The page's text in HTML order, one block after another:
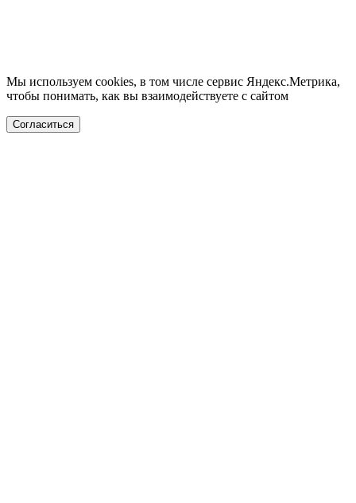
Мы используем cookies, в том числе сервис Яндекс.Метрика,
чтобы понимать, как вы взаимодействуете с сайтом
Согласиться